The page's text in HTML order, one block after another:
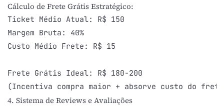
Cálculo de Frete Grátis Estratégico:
Ticket Médio Atual: R$ 150
Margem Bruta: 40%
Custo Médio Frete: R$ 15
Frete Grátis Ideal: R$ 180-200
4. Sistema de Reviews e Avaliações